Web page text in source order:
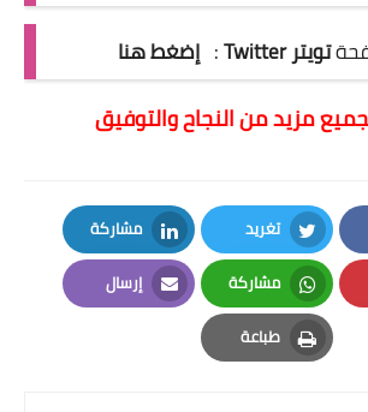
تويتر Twitter : إضغط هنا
مزيد من النجاح والتوفيق
تغريد
Twitter
مشاركة
LinkedIn
مشاركة
Whatsapp
إرسال
Email
طباعة
Print